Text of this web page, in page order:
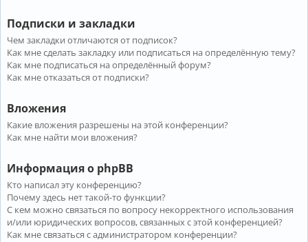
Подписки и закладки
Чем закладки отличаются от подписок?
Как мне сделать закладку или подписаться на определённую тему?
Как мне подписаться на определённый форум?
Как мне отказаться от подписки?
Вложения
Какие вложения разрешены на этой конференции?
Как мне найти мои вложения?
Информация о phpBB
Кто написал эту конференцию?
Почему здесь нет такой-то функции?
С кем можно связаться по вопросу некорректного использования
и/или юридических вопросов, связанных с этой конференцией?
Как мне связаться с администратором конференции?